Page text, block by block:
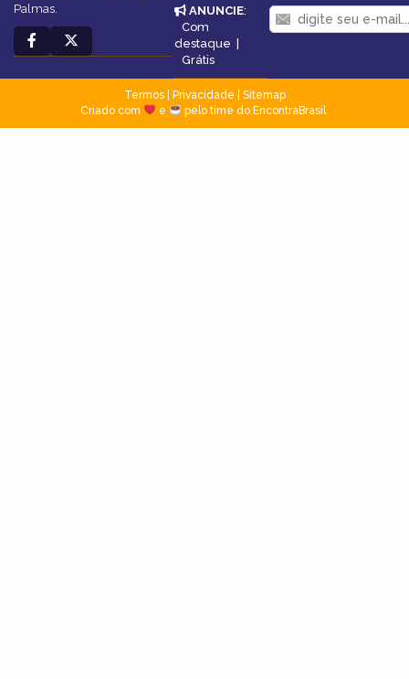
Palmas.
ANUNCIE:
Com
destaque |
Grátis
Termos| Privacidade
Sitemap
Criado com
e pelo time do EncontraBrasil